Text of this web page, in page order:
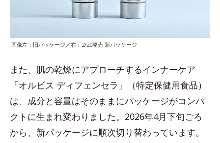
画像左：旧パッケージ／右：2/20発売 新パッケージ
また、肌の乾燥にアプローチするインナーケア
「オルビス ディフェンセラ」（特定保健用食品）
は、成分と容量はそのままにパッケージがコンパ
クトに生まれ変わりました。2026年4月下旬ごろ
から、新パッケージに順次切り替わっています。